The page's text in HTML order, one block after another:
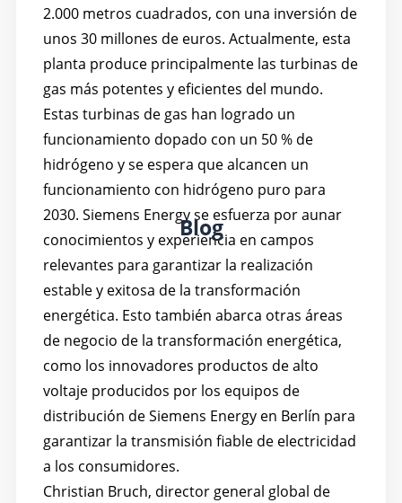
Blog
2.000 metros cuadrados, con una inversión de
unos 30 millones de euros. Actualmente, esta
planta produce principalmente las turbinas de
gas más potentes y eficientes del mundo.
Estas turbinas de gas han logrado un
funcionamiento dopado con un 50 % de
hidrógeno y se espera que alcancen un
funcionamiento con hidrógeno puro para
2030. Siemens Energy se esfuerza por aunar
conocimientos y experiencia en campos
relevantes para garantizar la realización
estable y exitosa de la transformación
energética. Esto también abarca otras áreas
de negocio de la transformación energética,
como los innovadores productos de alto
voltaje producidos por los equipos de
distribución de Siemens Energy en Berlín para
garantizar la transmisión fiable de electricidad
a los consumidores.
Christian Bruch, director general global de